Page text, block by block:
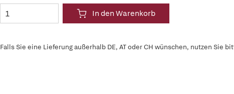
In den Warenkorb
Falls Sie eine Lieferung außerhalb DE, AT oder CH wünschen, nutzen Sie